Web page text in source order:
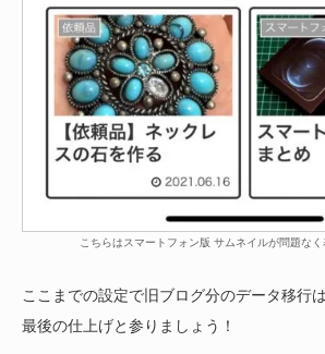
こちらはスマートフォン版 サムネイルが問題な
ここまでの設定で旧ブログ分のデータ移行は
最後の仕上げと参りましょう！